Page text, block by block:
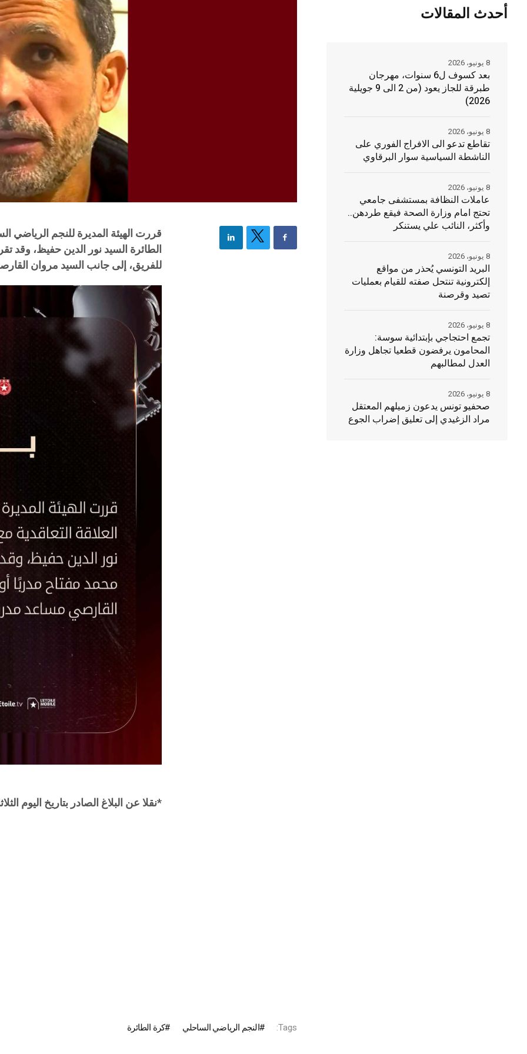
قررت الهيئة المديرة للنجم الرياضي
الطائرة السيد نور الدين حفيظ، وقد
للفريق، إلى جانب السيد مروان
*نقلا عن البلاغ الصادر بتاريخ اليوم الثلاثاء 28 أفريل
Tags: النجم الرياضي الساحلي كرة الطائرة
أحدث المقالات
بعد كسوف ل6 سنوات، مهرجان
طبرقة للجاز يعود (من 2 الى 9 جويلية
2026)
8 يونيو، 2026
تقاطع تدعو الى الافراج الفوري على
الناشطة السياسية سوار البرقاوي
8 يونيو، 2026
عاملات النظافة بمستشفى جامعي
تحتج امام وزارة الصحة فيقع طردهن..
وأكثر، النائب علي يستنكر
8 يونيو، 2026
البريد التونسي يُحذر من مواقع
إلكترونية تنتحل صفته للقيام بعمليات
تصيد وقرصنة
8 يونيو، 2026
تجمع احتجاجي بإبتدائية سوسة:
المحامون يرفضون قطعيا تجاهل وزارة
العدل لمطالبهم
8 يونيو، 2026
صحفيو تونس يدعون زميلهم المعتقل
مراد الزغيدي إلى تعليق إضراب الجوع
8 يونيو، 2026